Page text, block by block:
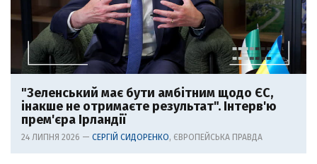
"Зеленський має бути амбітним щодо ЄС,
інакше не отримаєте результат". Інтерв'ю
прем'єра Ірландії
24 ЛИПНЯ 2026 — СЕРГІЙ СИДОРЕНКО, ЄВРОПЕЙСЬКА ПРАВДА